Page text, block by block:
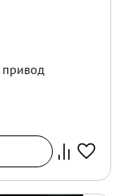
привод